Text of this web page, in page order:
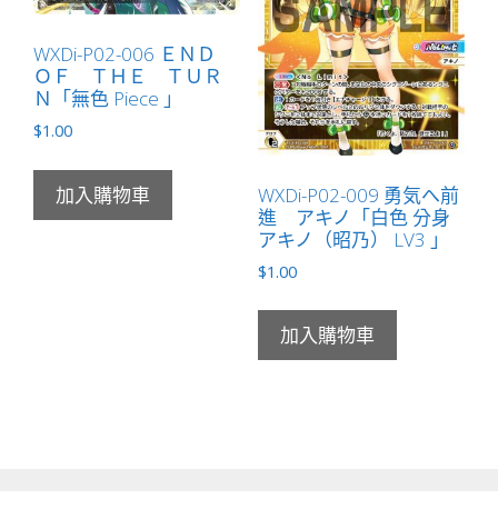
WXDi-P02-006 ＥＮＤ
ＯＦ ＴＨＥ ＴＵＲ
Ｎ「無色 Piece 」
$1.00
加入購物車
WXDi-P02-009 勇気へ前
進 アキノ「白色 分身
アキノ（昭乃） LV3 」
$1.00
加入購物車